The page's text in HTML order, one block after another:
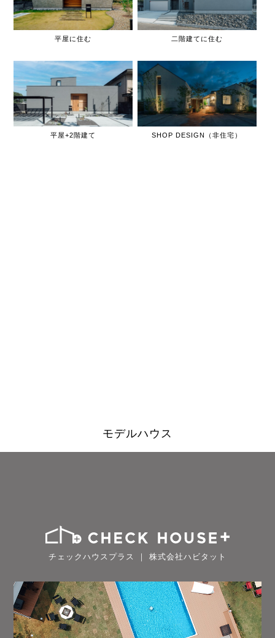
平屋に住む 二階建てに住む
平屋+2階建て SHOP DESIGN（非住宅）
モデルハウス
チェックハウスプラス ｜ 株式会社ハビタット